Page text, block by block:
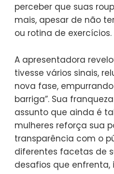
perceber que suas
mais, apesar de não
ou rotina de exercícios.
A apresentadora
tivesse vários sinais,
nova fase,
barriga”. Sua
assunto que ainda é
mulheres reforça sua
transparência com o
diferentes facetas de
desafios que enfrenta,